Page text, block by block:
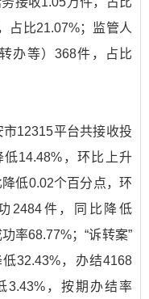
占比21.07%；监管人
办等）368件，占比
12315平台共接收投
14.48%，环比上升
低0.02个百分点，环
2484件，同比降低
率68.77%；“诉转案”
32.43%，办结4168
3.43%，按期办结率